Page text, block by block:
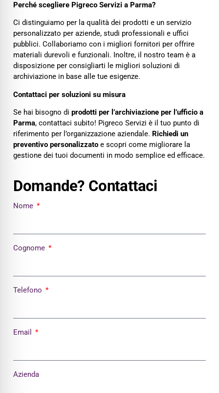
Perché scegliere Pigreco Servizi a Parma?
Ci distinguiamo per la qualità dei prodotti e un servizio
personalizzato per aziende, studi professionali e uffici
pubblici. Collaboriamo con i migliori fornitori per offrire
materiali durevoli e funzionali. Inoltre, il nostro team è a
disposizione per consigliarti le migliori soluzioni di
archiviazione in base alle tue esigenze.
Contattaci per soluzioni su misura
Se hai bisogno di prodotti per l’archiviazione per l’ufficio a
Parma, contattaci subito! Pigreco Servizi è il tuo punto di
riferimento per l’organizzazione aziendale. Richiedi un
preventivo personalizzatoe scopri come migliorare la
gestione dei tuoi documenti in modo semplice ed efficace.
Domande? Contattaci
Nome
Cognome
Telefono
Email
Azienda